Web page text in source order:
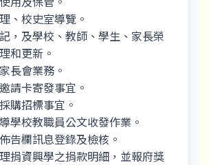
、校史室導覽。
，及學校、教師、學生、家長榮
和更新。
長會業務。
請卡寄發事宜。
購招標事宜。
學校教職員公文收發作業。
告欄訊息登錄及檢核。
捐資興學之捐款明細，並報府獎